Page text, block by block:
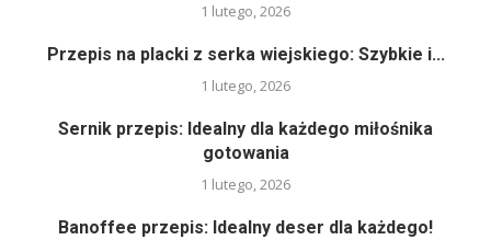
1 lutego, 2026
Przepis na placki z serka wiejskiego: Szybkie i...
1 lutego, 2026
Sernik przepis: Idealny dla każdego miłośnika
gotowania
1 lutego, 2026
Banoffee przepis: Idealny deser dla każdego!